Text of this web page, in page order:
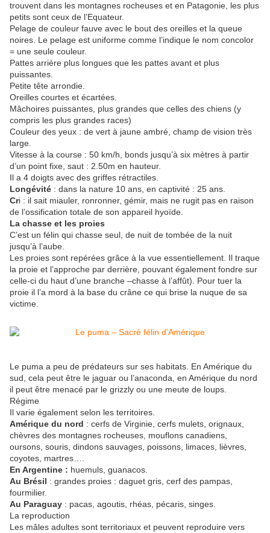
trouvent dans les montagnes rocheuses et en Patagonie, les plus
petits sont ceux de l’Equateur.
Pelage de couleur fauve avec le bout des oreilles et la queue
noires. Le pelage est uniforme comme l’indique le nom concolor
= une seule couleur.
Pattes arrière plus longues que les pattes avant et plus
puissantes.
Petite tête arrondie.
Oreilles courtes et écartées.
Mâchoires puissantes, plus grandes que celles des chiens (y
compris les plus grandes races)
Couleur des yeux : de vert à jaune ambré, champ de vision très
large.
Vitesse à la course : 50 km/h, bonds jusqu’à six mètres à partir
d’un point fixe, saut : 2.50m en hauteur.
Il a 4 doigts avec des griffes rétractiles.
Longévité : dans la nature 10 ans, en captivité : 25 ans.
Cri : il sait miauler, ronronner, gémir, mais ne rugit pas en raison
de l’ossification totale de son appareil hyoïde.
La chasse et les proies
C’est un félin qui chasse seul, de nuit de tombée de la nuit
jusqu’à l’aube.
Les proies sont repérées grâce à la vue essentiellement. Il traque
la proie et l’approche par derrière, pouvant également fondre sur
celle-ci du haut d’une branche –chasse à l’affût). Pour tuer la
proie il l’a mord à la base du crâne ce qui brise la nuque de sa
victime.
Le puma a peu de prédateurs sur ses habitats. En Amérique du
sud, cela peut être le jaguar ou l’anaconda, en Amérique du nord
il peut être menacé par le grizzly ou une meute de loups.
Régime
Il varie également selon les territoires.
Amérique du nord : cerfs de Virginie, cerfs mulets, orignaux,
chèvres des montagnes rocheuses, mouflons canadiens,
oursons, souris, dindons sauvages, poissons, limaces, lièvres,
coyotes, martres….
En Argentine : huemuls, guanacos.
Au Brésil : grandes proies : daguet gris, cerf des pampas,
fourmilier.
Au Paraguay : pacas, agoutis, rhéas, pécaris, singes.
La reproduction
Les mâles adultes sont territoriaux et peuvent reproduire vers